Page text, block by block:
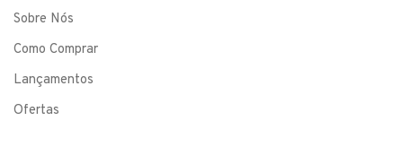
Sobre Nós
Como Comprar
Lançamentos
Ofertas